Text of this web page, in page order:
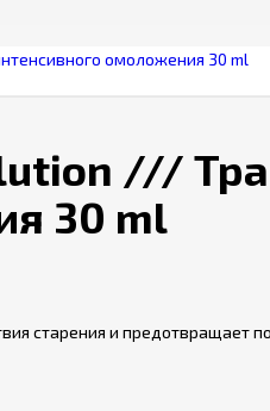
омоложения 30 ml
///
30 ml
старения и предотвращает